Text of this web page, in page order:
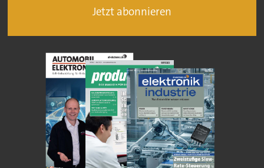
Jetzt abonnieren